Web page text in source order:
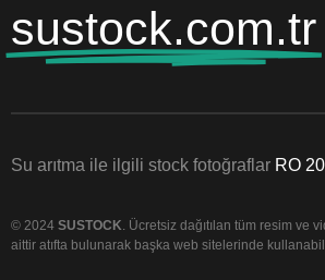
sustock.com.tr
Su arıtma ile ilgili stock fotoğraflar RO
© 2024 SUSTOCK. Ücretsiz dağıtılan tüm resim ve
aittir atıfta bulunarak başka web sitelerinde